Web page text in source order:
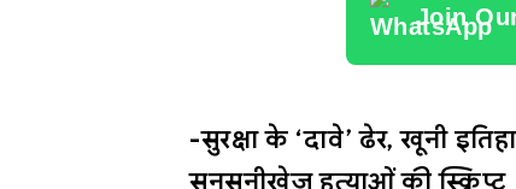
Join
-सुरक्षा के ‘दावे’ ढेर, खूनी
सनसनीखेज हत्याओं की स्क्रिप्ट